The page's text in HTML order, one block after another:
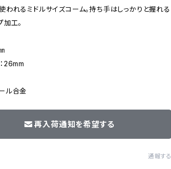
われるミドルサイズコーム。持ち手はしっかりと握れる
加工。
26mm
ル合金
再入荷通知を希望する
通報する